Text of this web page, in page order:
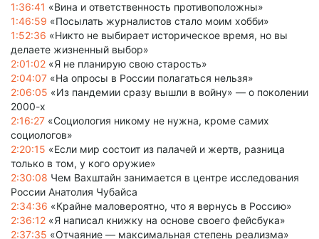
1:36:41 «Вина и ответственность противоположны»
1:46:59 «Посылать журналистов стало моим хобби»
1:52:36 «Никто не выбирает историческое время, но вы
делаете жизненный выбор»
2:01:02 «Я не планирую свою старость»
2:04:07 «На опросы в России полагаться нельзя»
2:06:05 «Из пандемии сразу вышли в войну» — о поколении
2000-х
2:16:27 «Социология никому не нужна, кроме самих
социологов»
2:20:15 «Если мир состоит из палачей и жертв, разница
только в том, у кого оружие»
2:30:08 Чем Вахштайн занимается в центре исследования
России Анатолия Чубайса
2:34:36 «Крайне маловероятно, что я вернусь в Россию»
2:36:12 «Я написал книжку на основе своего фейсбука»
2:37:35 «Отчаяние — максимальная степень реализма»